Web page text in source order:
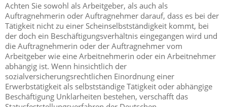
Achten Sie sowohl als Arbeitgeber, als auch als
Auftragnehmerin oder Auftragnehmer darauf, dass es bei der
Tätigkeit nicht zu einer Scheinselbstständigkeit kommt, bei
der doch ein Beschäftigungsverhältnis eingegangen wird und
die Auftragnehmerin oder der Auftragnehmer vom
Arbeitgeber wie eine Arbeitnehmerin oder ein Arbeitnehmer
abhängig ist. Wenn hinsichtlich der
sozialversicherungsrechtlichen Einordnung einer
Erwerbstätigkeit als selbstständige Tätigkeit oder abhängige
Beschäftigung Unklarheiten bestehen, verschafft das